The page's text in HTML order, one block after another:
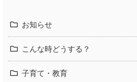
お知らせ
こんな時どうする？
子育て・教育